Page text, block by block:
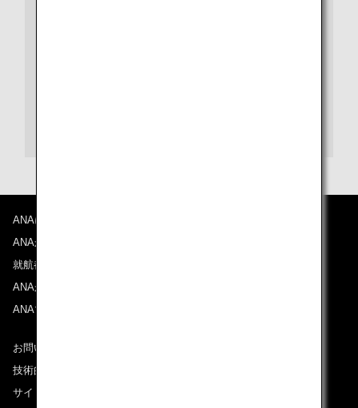
ANAについて
ANAからのお知らせ
就航都市
ANAがお約束する体験
ANAマイレージクラブ
お問い合わせ
技術的なお問い合わせ（推奨環境）
サイトマップ